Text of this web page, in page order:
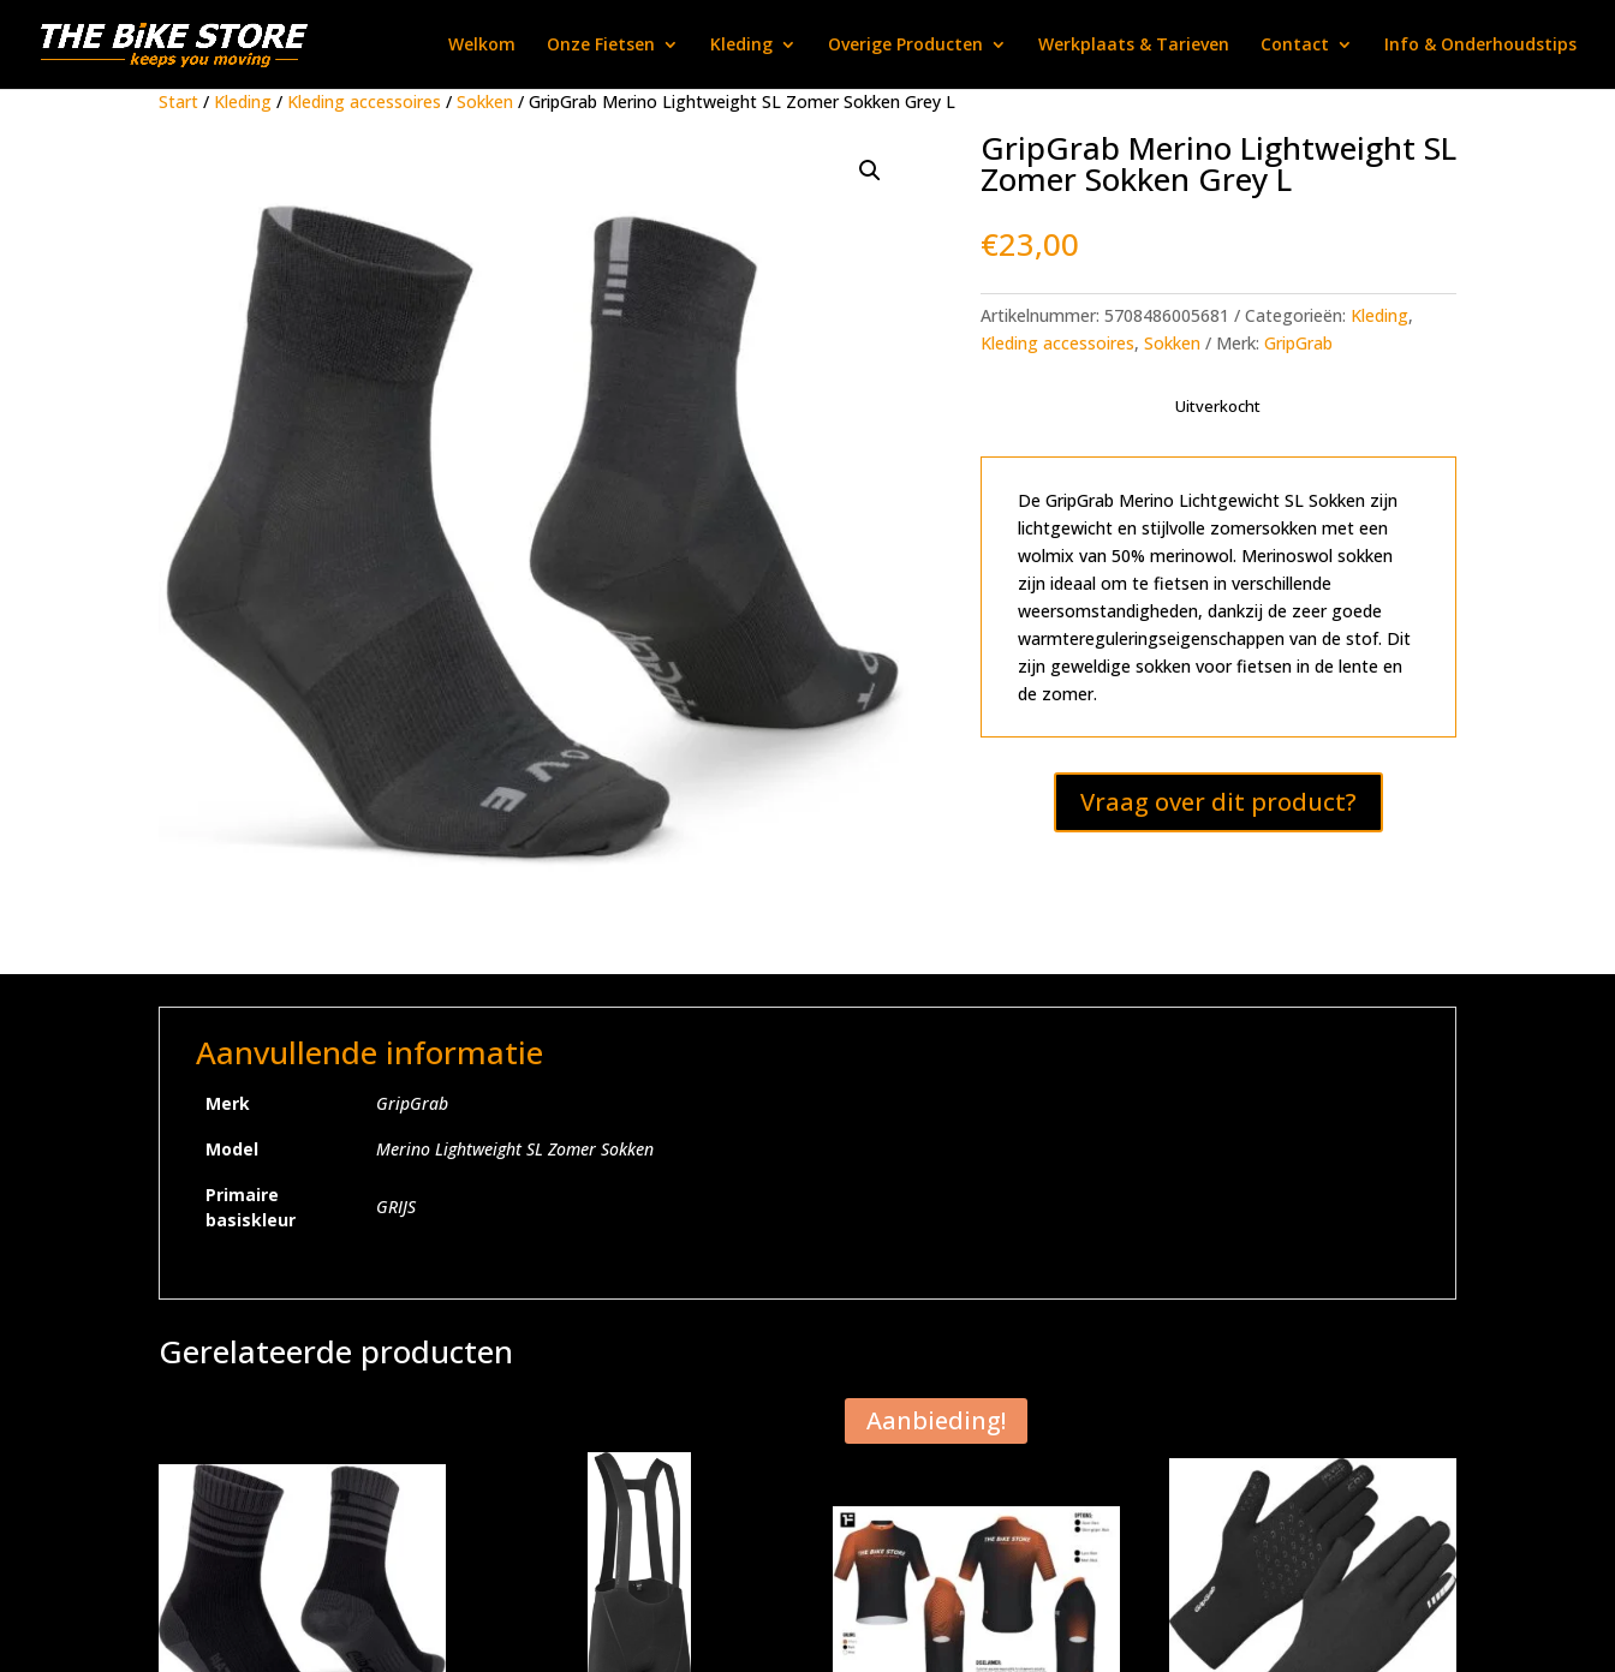
Welkom Onze Fietsen Kleding Overige Producten Werkplaats & Tarieven Contact Info & Onderhoudstips
Start/ Kleding/ Kleding accessoires / Sokken/ GripGrab Merino Lightweight SL Zomer Sokken Grey L
GripGrab Merino Lightweight SL
Zomer Sokken Grey L
€23,00
Artikelnummer: 5708486005681 Categorieën: Kleding,
Kleding accessoires, Sokken Merk: GripGrab
Uitverkocht
De GripGrab Merino Lichtgewicht SL Sokken zijn
lichtgewicht en stijlvolle zomersokken met een
wolmix van 50% merinowol. Merinoswol sokken
zijn ideaal om te fietsen in verschillende
weersomstandigheden, dankzij de zeer goede
warmtereguleringseigenschappen van de stof. Dit
zijn geweldige sokken voor fietsen in de lente en
de zomer.
Vraag over dit product?
Aanvullende informatie
Merk
GripGrab
Model
Merino Lightweight SL Zomer Sokken
Primaire
basiskleur
GRIJS
Gerelateerde producten
Aanbieding!